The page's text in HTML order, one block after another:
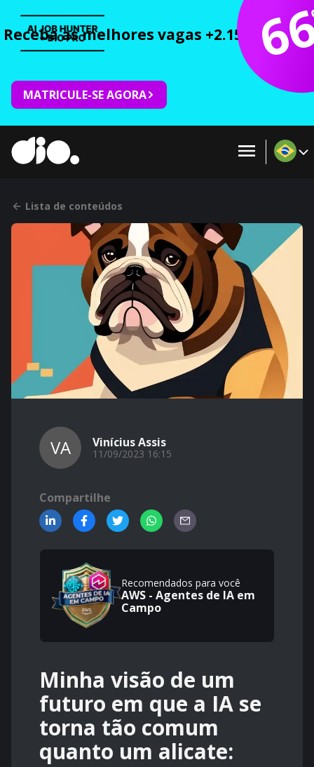
Receba as melhores vagas +2.150 cursos
MATRICULE-SE AGORA
Lista de conteúdos
VA Vinícius Assis
11/09/2023 16:15
Compartilhe
Recomendados para você
AWS - Agentes de IA em
Campo
Minha visão de um
futuro em que a IA se
torna tão comum
quanto um alicate: